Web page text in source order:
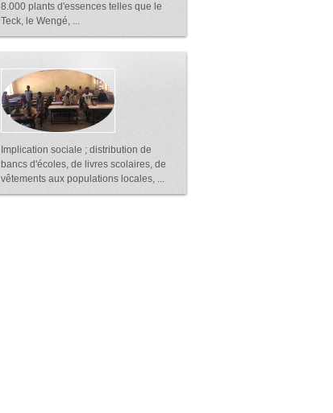
8.000 plants d'essences telles que le
Teck, le Wengé, ...
Implication sociale ; distribution de
bancs d'écoles, de livres scolaires, de
vêtements aux populations locales, ...